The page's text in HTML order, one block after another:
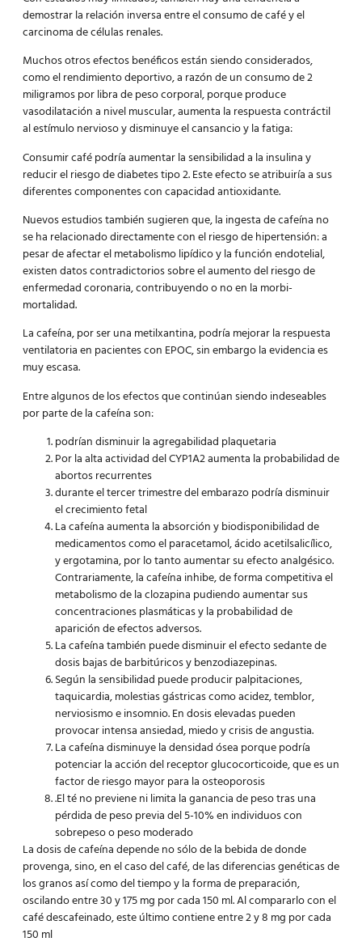
demostrar la relación inversa entre el consumo de café y el
carcinoma de células renales.
Muchos otros efectos benéficos están siendo considerados,
como el rendimiento deportivo, a razón de un consumo de 2
miligramos por libra de peso corporal, porque produce
vasodilatación a nivel muscular, aumenta la respuesta contráctil
al estímulo nervioso y disminuye el cansancio y la fatiga:
Consumir café podría aumentar la sensibilidad a la insulina y
reducir el riesgo de diabetes tipo 2. Este efecto se atribuiría a sus
diferentes componentes con capacidad antioxidante.
Nuevos estudios también sugieren que, la ingesta de cafeína no
se ha relacionado directamente con el riesgo de hipertensión: a
pesar de afectar el metabolismo lipídico y la función endotelial,
existen datos contradictorios sobre el aumento del riesgo de
enfermedad coronaria, contribuyendo o no en la morbi-
mortalidad.
La cafeína, por ser una metilxantina, podría mejorar la respuesta
ventilatoria en pacientes con EPOC, sin embargo la evidencia es
muy escasa.
Entre algunos de los efectos que continúan siendo indeseables
por parte de la cafeína son:
podrían disminuir la agregabilidad plaquetaria
Por la alta actividad del CYP1A2 aumenta la probabilidad de
abortos recurrentes
durante el tercer trimestre del embarazo podría disminuir
el crecimiento fetal
La cafeína aumenta la absorción y biodisponibilidad de
medicamentos como el paracetamol, ácido acetilsalicílico,
y ergotamina, por lo tanto aumentar su efecto analgésico.
Contrariamente, la cafeína inhibe, de forma competitiva el
metabolismo de la clozapina pudiendo aumentar sus
concentraciones plasmáticas y la probabilidad de
aparición de efectos adversos.
La cafeína también puede disminuir el efecto sedante de
dosis bajas de barbitúricos y benzodiazepinas.
Según la sensibilidad puede producir palpitaciones,
taquicardia, molestias gástricas como acidez, temblor,
nerviosismo e insomnio. En dosis elevadas pueden
provocar intensa ansiedad, miedo y crisis de angustia.
La cafeína disminuye la densidad ósea porque podría
potenciar la acción del receptor glucocorticoide, que es un
factor de riesgo mayor para la osteoporosis
.El té no previene ni limita la ganancia de peso tras una
pérdida de peso previa del 5-10% en individuos con
sobrepeso o peso moderado
La dosis de cafeína depende no sólo de la bebida de donde
provenga, sino, en el caso del café, de las diferencias genéticas de
los granos así como del tiempo y la forma de preparación,
oscilando entre 30 y 175 mg por cada 150 ml. Al compararlo con el
café descafeinado, este último contiene entre 2 y 8 mg por cada
150 ml